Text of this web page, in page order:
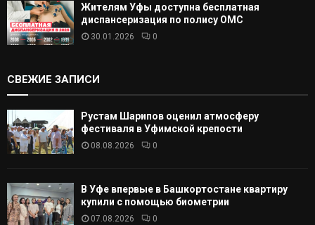
Жителям Уфы доступна бесплатная
диспансеризация по полису ОМС
30.01.2026 0
СВЕЖИЕ ЗАПИСИ
Рустам Шарипов оценил атмосферу
фестиваля в Уфимской крепости
08.08.2026 0
В Уфе впервые в Башкортостане квартиру
купили с помощью биометрии
07.08.2026 0